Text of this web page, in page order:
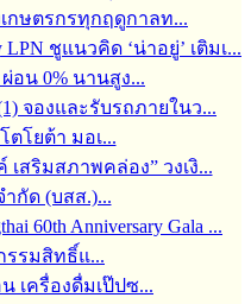
กษตรกรทุกฤดูกาลท...
ชูแนวคิด ‘น่าอยู่’ เติมเ...
อน 0% นานสูง...
จองและรับรถภายในว...
ตโยต้า มอเ...
สริมสภาพคล่อง” วงเงิ...
กัด (บสส.)...
60th Anniversary Gala ...
รรมสิทธิ์แ...
เครื่องดื่มเป๊ปซ...